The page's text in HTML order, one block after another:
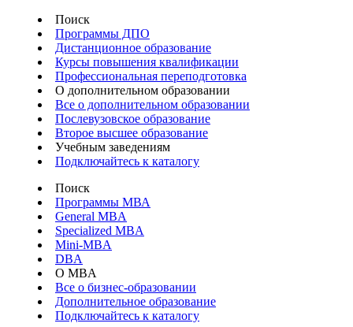
Поиск
Программы ДПО
Дистанционное образование
Курсы повышения квалификации
Профессиональная переподготовка
О дополнительном образовании
Все о дополнительном образовании
Послевузовское образование
Второе высшее образование
Учебным заведениям
Подключайтесь к каталогу
Поиск
Программы МВА
General MBA
Specialized MBA
Mini-MBA
DBA
О MBA
Все о бизнес-образовании
Дополнительное образование
Подключайтесь к каталогу